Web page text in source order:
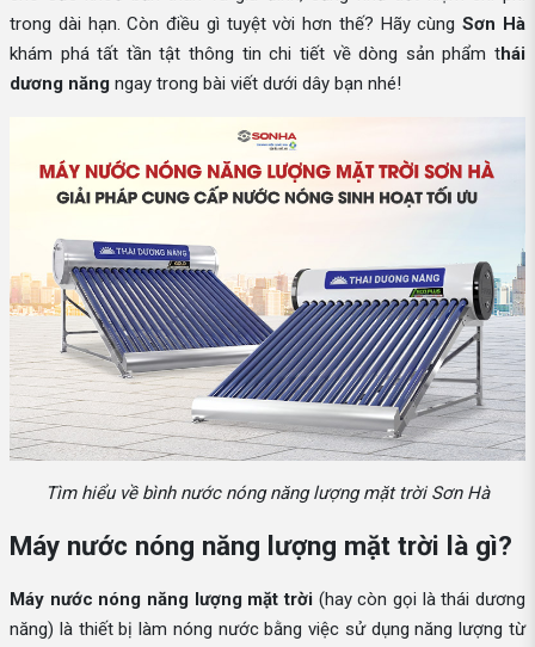
trong dài hạn. Còn điều gì tuyệt vời hơn thế? Hãy cùngSơn Hà
khám phá tất tần tật thông tin chi tiết về dòng sản phẩm thái
dương năng ngay trong bài viết dưới dây bạn nhé!
Tìm hiểu về bình nước nóng năng lượng mặt trời Sơn Hà
Máy nước nóng năng lượng mặt trời là gì?
Máy nước nóng năng lượng mặt trời (hay còn gọi là thái dương
năng) là thiết bị làm nóng nước bằng việc sử dụng năng lượng từ